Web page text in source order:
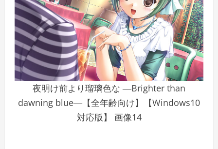
夜明け前より瑠璃色な ―Brighter than
dawning blue―【全年齢向け】【Windows10
対応版】 画像14